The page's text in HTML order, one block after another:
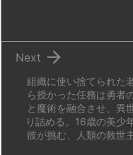
組織に使い捨てられた
ら授かった任務は勇者
と魔術を融合させ、異
り詰める。16歳の美少
彼が挑む、人類の救世

Next